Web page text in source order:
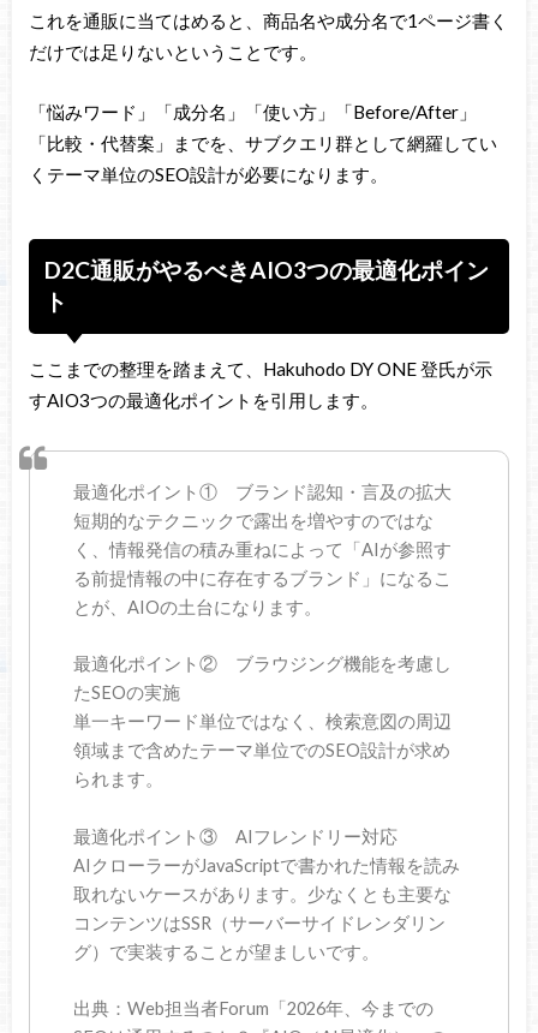
これを通販に当てはめると、商品名や成分名で1ページ書く
だけでは足りないということです。
「悩みワード」「成分名」「使い方」「Before/After」
「比較・代替案」までを、サブクエリ群として網羅してい
くテーマ単位のSEO設計が必要になります。
D2C通販がやるべきAIO3つの最適化ポイン
ト
ここまでの整理を踏まえて、Hakuhodo DY ONE 登氏が示
すAIO3つの最適化ポイントを引用します。
最適化ポイント① ブランド認知・言及の拡大
短期的なテクニックで露出を増やすのではな
く、情報発信の積み重ねによって「AIが参照す
る前提情報の中に存在するブランド」になるこ
とが、AIOの土台になります。
最適化ポイント② ブラウジング機能を考慮し
たSEOの実施
単一キーワード単位ではなく、検索意図の周辺
領域まで含めたテーマ単位でのSEO設計が求め
られます。
最適化ポイント③ AIフレンドリー対応
AIクローラーがJavaScriptで書かれた情報を読み
取れないケースがあります。少なくとも主要な
コンテンツはSSR（サーバーサイドレンダリン
グ）で実装することが望ましいです。
出典：Web担当者Forum「2026年、今までの